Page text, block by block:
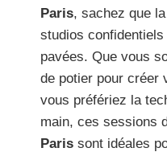
Paris, sachez que
studios
pavées. Que vous
de potier pour créer
vous préfériez la
main, ces sessions
Paris sont idéales